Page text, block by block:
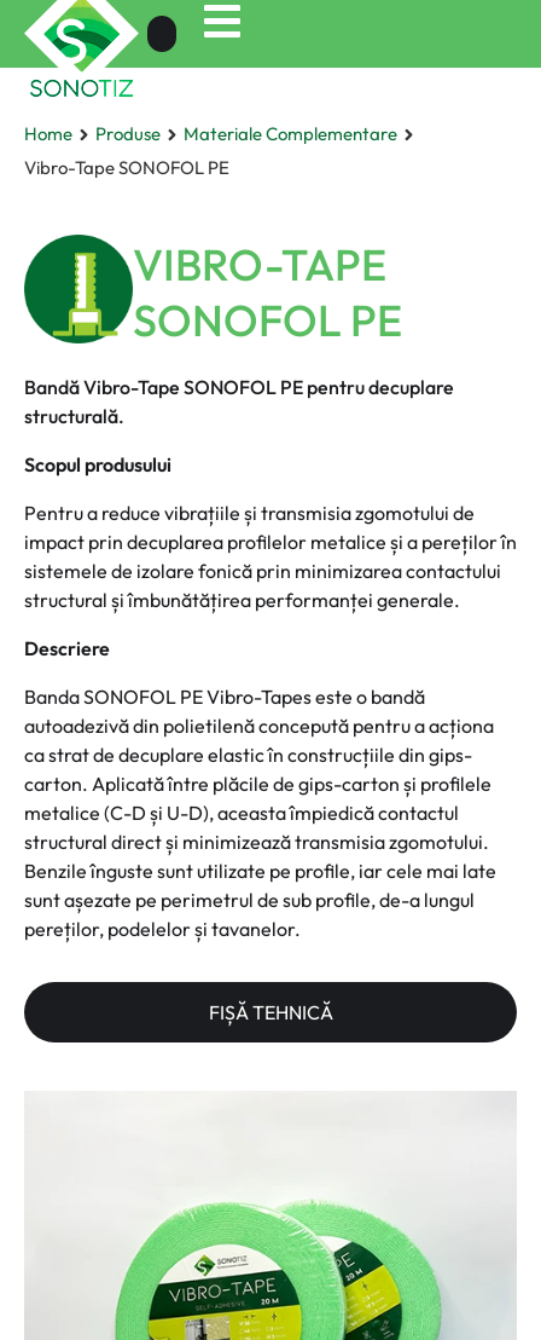
Home Produse
Materiale Complementare
Vibro-Tape SONOFOL PE
VIBRO-TAPE
SONOFOL PE
Bandă Vibro-Tape SONOFOL PE pentru decuplare
structurală.
Scopul produsului
Pentru a reduce vibrațiile și transmisia zgomotului de
impact prin decuplarea profilelor metalice și a pereților în
sistemele de izolare fonică prin minimizarea contactului
structural și îmbunătățirea performanței generale.
Descriere
Banda SONOFOL PE Vibro-Tapes este o bandă
autoadezivă din polietilenă concepută pentru a acționa
ca strat de decuplare elastic în construcțiile din gips-
carton. Aplicată între plăcile de gips-carton și profilele
metalice (C-D și U-D), aceasta împiedică contactul
structural direct și minimizează transmisia zgomotului.
Benzile înguste sunt utilizate pe profile, iar cele mai late
sunt așezate pe perimetrul de sub profile, de-a lungul
pereților, podelelor și tavanelor.
FIȘĂ TEHNICĂ